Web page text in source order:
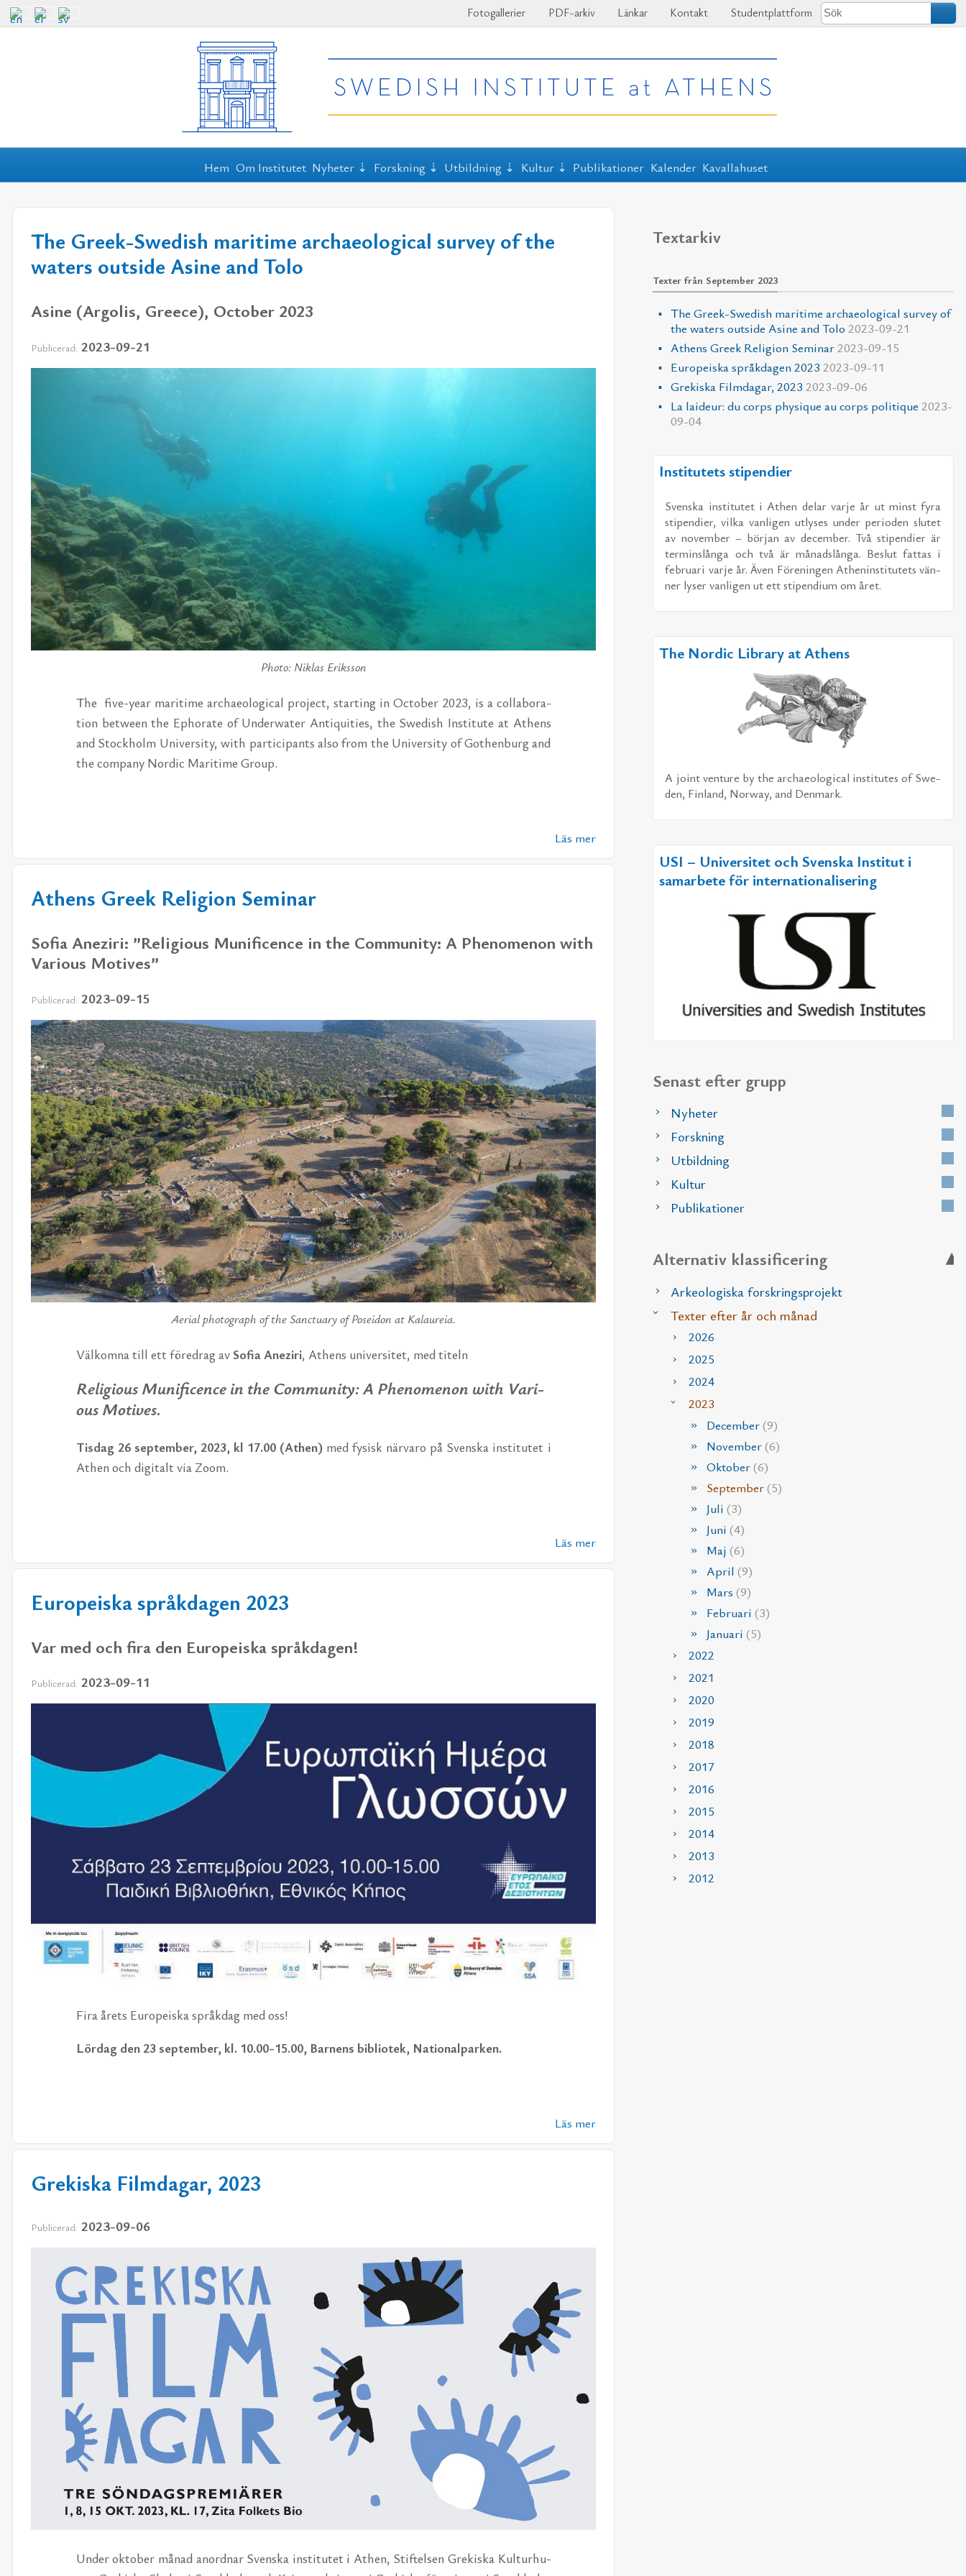
Fotogallerier PDF-arkiv Länkar Kontakt Studentplattform
Hem Om Institutet Nyheter Forskning Utbildning Kultur Publikationer Kalender Kavallahuset
The Greek-Swedish maritime archaeological survey of the
waters outside Asine and Tolo
Asine (Argolis, Greece), October 2023
Publicerad: 2023-09-21
Photo: Niklas Eriksson
The five-year ma­ri­ti­me ar­chae­o­lo­gi­cal pro­ject, star­ting in Octo­ber 2023, is a col­la­bo­ra­
tion between the Ep­ho­ra­te of Un­der­wa­ter An­tiqui­ti­es, the Swe­dish In­sti­tu­te at Athens
and Stock­holm Uni­ver­si­ty, with par­ti­ci­pants also from the Uni­ver­si­ty of Gothen­burg and
the com­pa­ny Nor­dic Ma­ri­ti­me Group.
Läs mer
Athens Greek Religion Seminar
Sofia Aneziri: ”Religious Munificence in the Community: Α Phenomenon with
Various Motives”
Publicerad: 2023-09-15
Aer­ial pho­to­graph of the Sanc­tu­ary of Po­sei­don at Kalaureia.
Väl­kom­na till ett fö­re­drag avSo­fia Ane­zi­ri, Athens uni­ver­si­tet, med ti­teln
Re­li­gi­ous Mu­ni­fi­cence in the Com­mu­ni­ty:Α Phe­no­me­non with Va­ri­
ous Mo­ti­ves.
Tis­dag 26 sep­tem­ber, 2023, kl 17.00 (Athen) med fy­sisk när­va­ro på Svens­ka in­sti­tu­tet i
Athen och di­gi­talt via Zoom.
Läs mer
Europeiska språkdagen 2023
Var med och fira den Europeiska språkdagen!
Publicerad: 2023-09-11
Fira årets Eu­ro­pe­is­ka språk­dag med oss!
Lör­dag den 23 sep­tem­ber, kl. 10.00-15.00, Bar­nens bib­li­o­tek, Na­tio­nal­par­ken.
Läs mer
Grekiska Filmdagar, 2023
Publicerad: 2023-09-06
Un­der ok­to­ber må­nad an­ord­nar Svens­ka in­sti­tu­tet i Athen, Stif­tel­sen Gre­kis­ka Kul­tur­hu­
Textarkiv
Texter från September 2023
The Greek-Swedish maritime archaeological survey of
the waters outside Asine and Tolo2023-09-21
Athens Greek Religion Seminar2023-09-15
Europeiska språkdagen 20232023-09-11
Grekiska Filmdagar, 20232023-09-06
La laideur: du corps physique au corps politique2023-
09-04
Institutets stipendier
Svens­ka in­sti­tu­tet i Athen de­lar var­je år ut minst fyra
sti­pen­di­er, vil­ka van­li­gen ut­ly­ses un­der pe­ri­o­den slu­tet
av no­vem­ber – bör­jan av de­cem­ber. Två sti­pen­di­er är
ter­min­s­långa och två är må­nads­långa. Be­slut fat­tas i
feb­ru­a­ri var­je år. Även För­e­ning­en Athe­nin­sti­tu­tets vän­
ner ly­ser van­li­gen ut ett sti­pen­di­um om året.
The Nordic Library at Athens
A jo­int ven­tu­re by the ar­chae­o­lo­gi­cal in­sti­tu­tes of Swe­
den, Fin­land, Nor­way, and Den­mark.
USI – Universitet och Svenska Institut i
samarbete för internationalisering
Senast efter grupp
Nyheter
Forskning
Utbildning
Kultur
Publikationer
Alternativ klassificering
Arkeologiska forskringsprojekt
Texter efter år och månad
2026
2025
2024
2023
December(9)
November(6)
Oktober(6)
September(5)
Juli (3)
Juni (4)
Maj (6)
April (9)
Mars (9)
Februari (3)
Januari (5)
2022
2021
2020
2019
2018
2017
2016
2015
2014
2013
2012